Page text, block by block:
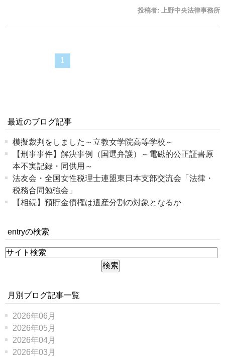
投稿者: 上野中央法律事務所
1
最近のブログ記事
模擬裁判をしました～立教女学院高等学校～
【刑事事件】解決事例（国選弁護）～電磁的公正証書原
本不実記録・同供用～
法友会・全国女性税理士連盟東日本支部交流会「法律・
税務合同勉強会」
【相続】預貯金債権は遺産分割の対象となるか
entryの検索
月別ブログ記事一覧
2026年06月
2026年05月
2026年04月
2026年03月